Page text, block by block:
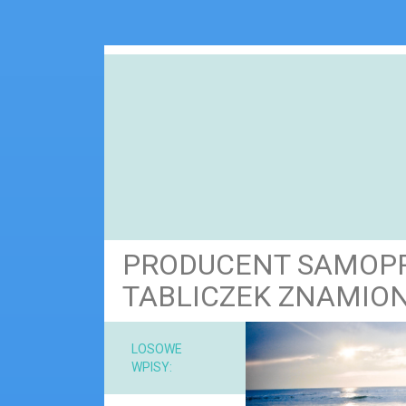
PRODUCENT
TABLICZEK
LOSOWE
WPISY: